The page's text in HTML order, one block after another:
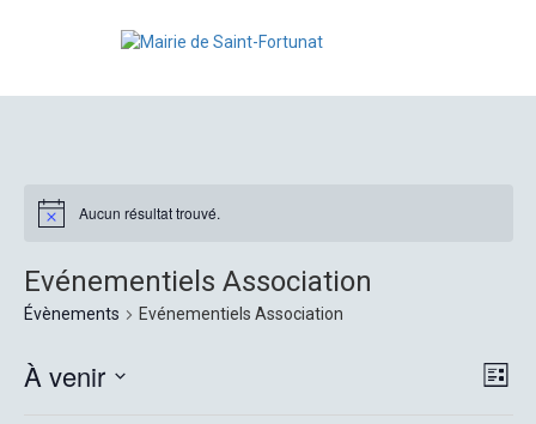
Aucun résultat trouvé.
Evénementiels Association
Évènements Evénementiels Association
Liste
À venir